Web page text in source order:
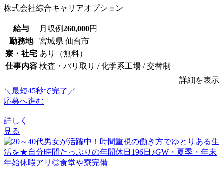
株式会社綜合キャリアオプション
給与 月収例260,000円
勤務地
宮城県 仙台市
寮・社宅 あり（無料）
仕事内容 検査・バリ取り / 化学系工場 / 交替制
詳細を表示
＼最短45秒で完了／
応募へ進む
詳しく
見る